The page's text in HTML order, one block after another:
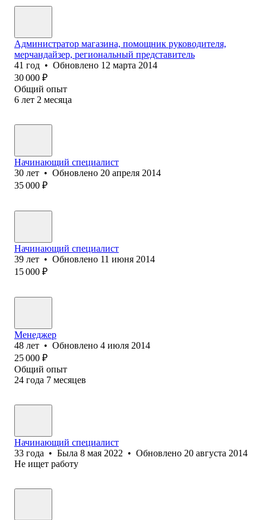
Администратор магазина, помощник руководителя,
мерчандайзер, региональный представитель
41 год • Обновлено 12 марта 2014
30 000 ₽
Общий опыт
6 лет 2 месяца
Начинающий специалист
30 лет • Обновлено 20 апреля 2014
35 000 ₽
Начинающий специалист
39 лет • Обновлено 11 июня 2014
15 000 ₽
Менеджер
48 лет • Обновлено 4 июля 2014
25 000 ₽
Общий опыт
24 года 7 месяцев
Начинающий специалист
33 года • Была 8 мая 2022 • Обновлено 20 августа 2014
Не ищет работу